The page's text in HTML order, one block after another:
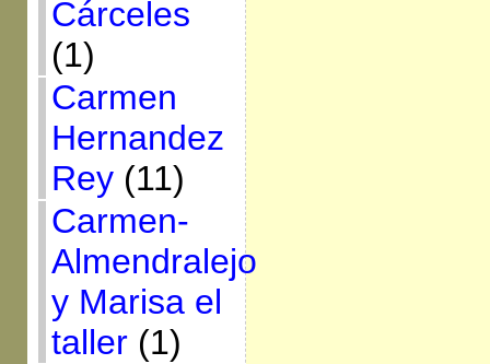
Cárceles
(1)
Carmen
Hernandez
Rey(11)
Carmen-
Almendralejo
y Marisa el
taller(1)